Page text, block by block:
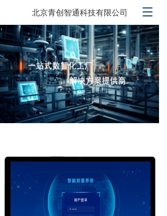
T
g
g
l
e
n
a
v
i
g
a
n
北京青创智通科技有限公司